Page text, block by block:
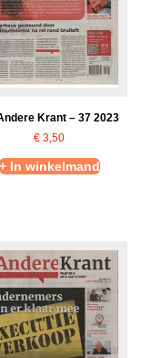
Krant – 37 2023
€ 3,50
+ In winkelmand